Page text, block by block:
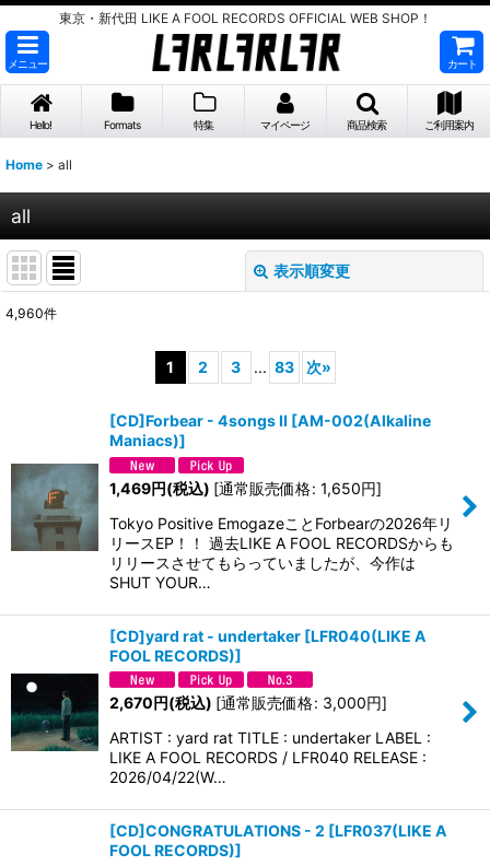
東京・新代田 LIKE A FOOL RECORDS OFFICIAL WEB SHOP！
メニュー カート
Hello! Formats 特集 マイページ 商品検索 ご利用案内
Home > all
all
表示順変更
4,960件
1 2 3 ... 83 次»
[CD]Forbear - 4songs II [AM-002(Alkaline
Maniacs)]
1,469円(税込) [通常販売価格: 1,650円]
Tokyo Positive EmogazeことForbearの2026年リ
リースEP！！ 過去LIKE A FOOL RECORDSからも
リリースさせてもらっていましたが、今作は
SHUT YOUR…
[CD]yard rat - undertaker [LFR040(LIKE A
FOOL RECORDS)]
2,670円(税込) [通常販売価格: 3,000円]
ARTIST : yard rat TITLE : undertaker LABEL :
LIKE A FOOL RECORDS / LFR040 RELEASE :
2026/04/22(W…
[CD]CONGRATULATIONS - 2 [LFR037(LIKE A
FOOL RECORDS)]